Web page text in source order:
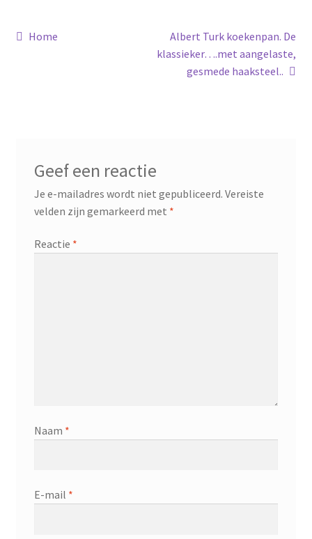
Bericht
Vorig
Home
Volgend
bericht:
Albert Turk koekenpan. De
klassieker….met aangelaste,
gesmede haaksteel..
Geef een reactie
Je e-mailadres wordt niet gepubliceerd. Vereiste
velden zijn gemarkeerd met *
Reactie *
Naam *
E-mail *